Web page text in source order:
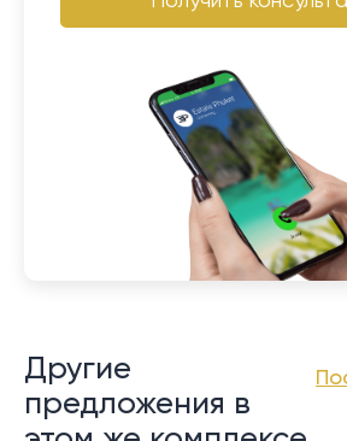
Другие
предложения в